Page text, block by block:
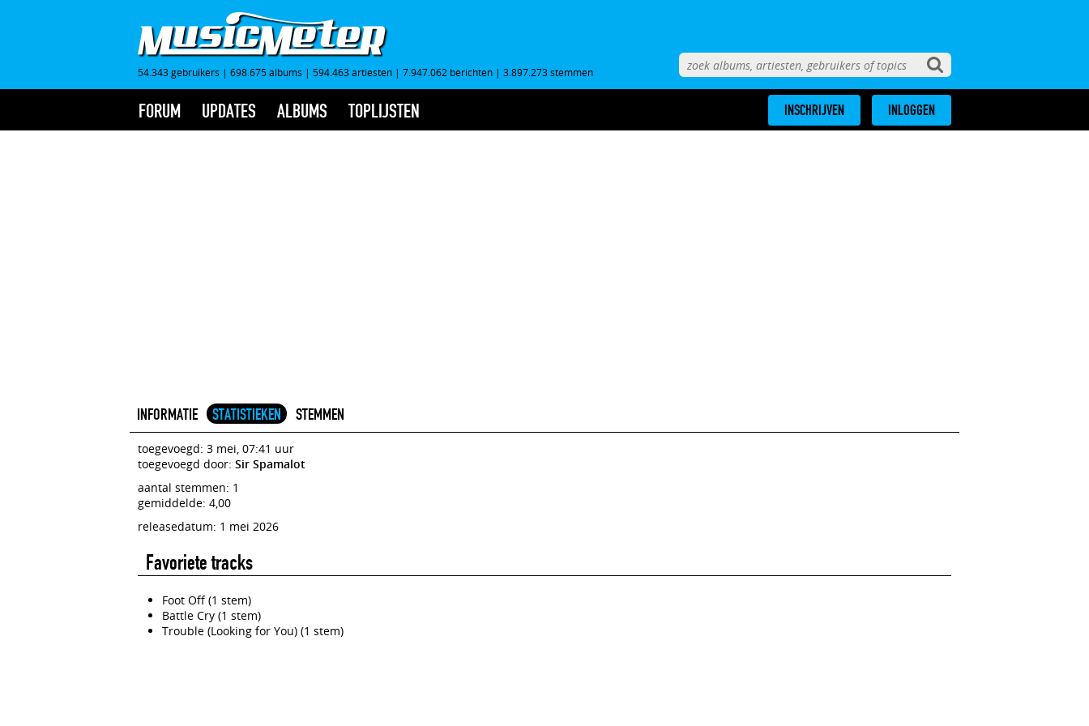
54.343 gebruikers | 698.675 albums | 594.463 artiesten | 7.947.062 berichten | 3.897.273 stemmen
FORUM UPDATES ALBUMS TOPLIJSTEN INSCHRIJVEN INLOGGEN
INFORMATIE STATISTIEKEN STEMMEN
toegevoegd: 3 mei, 07:41 uur
toegevoegd door: Sir Spamalot
aantal stemmen: 1
gemiddelde: 4,00
releasedatum: 1 mei 2026
Favoriete tracks
Foot Off (1 stem)
Battle Cry (1 stem)
Trouble (Looking for You) (1 stem)